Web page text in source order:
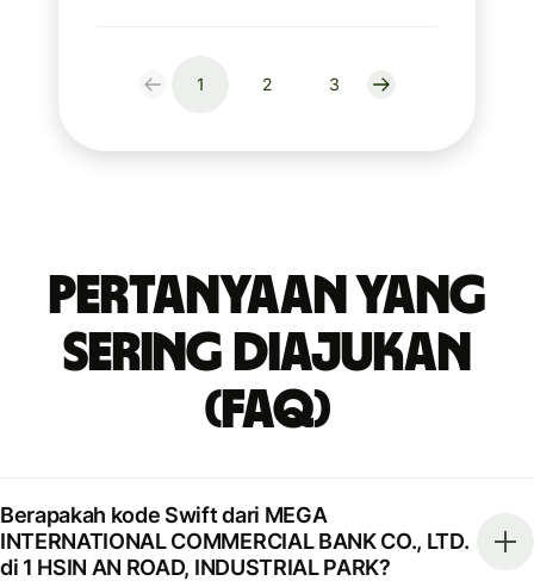
1 2 3
Pertanyaan yang
Sering Diajukan
(FAQ)
Berapakah kode Swift dari MEGA
INTERNATIONAL COMMERCIAL BANK CO., LTD.
di 1 HSIN AN ROAD, INDUSTRIAL PARK?